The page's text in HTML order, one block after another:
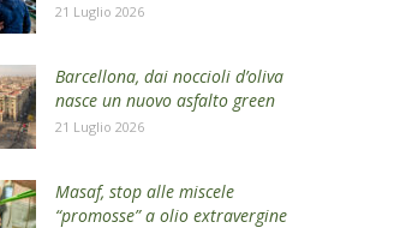
21 Luglio 2026
Barcellona, dai noccioli d’oliva
nasce un nuovo asfalto green
21 Luglio 2026
Masaf, stop alle miscele
“promosse” a olio extravergine